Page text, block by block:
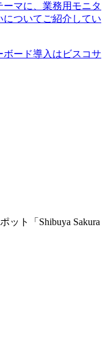
マに、業務用モニタ
ついてご紹介してい
ット「Shibuya Sakura